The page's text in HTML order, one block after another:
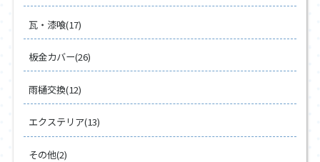
瓦・漆喰(17)
板金カバー(26)
雨樋交換(12)
エクステリア(13)
その他(2)